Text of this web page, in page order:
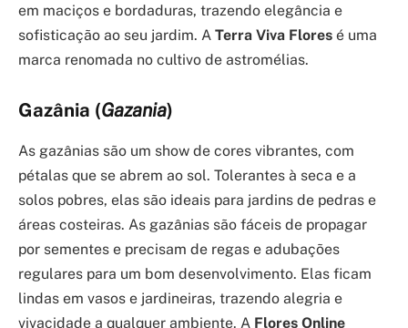
em maciços e bordaduras, trazendo elegância e
sofisticação ao seu jardim. A Terra Viva Flores é uma
marca renomada no cultivo de astromélias.
Gazânia (Gazania)
As gazânias são um show de cores vibrantes, com
pétalas que se abrem ao sol. Tolerantes à seca e a
solos pobres, elas são ideais para jardins de pedras e
áreas costeiras. As gazânias são fáceis de propagar
por sementes e precisam de regas e adubações
regulares para um bom desenvolvimento. Elas ficam
lindas em vasos e jardineiras, trazendo alegria e
vivacidade a qualquer ambiente. A Flores Online